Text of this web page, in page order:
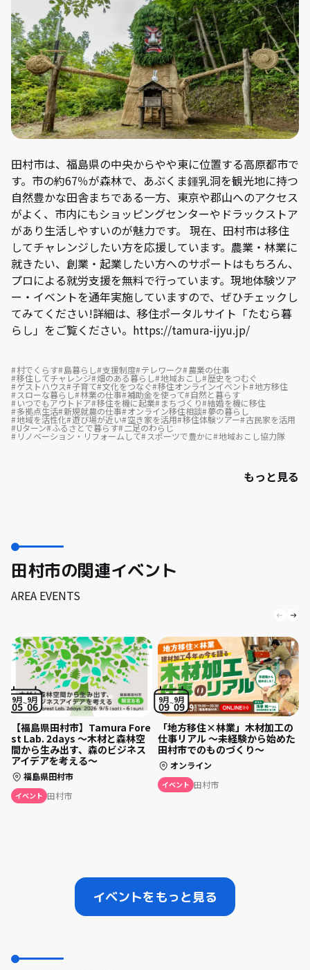
田村市は、福島県の中央からやや東に位置する高原都市で
す。市の約67％が森林で、あぶくま鍾乳洞を観光地に持つ
自然豊かな田舎まちである一方、東京や郡山へのアクセス
がよく、市内にもショッピングセンターやドラックストア
があり生活しやすいのが魅力です。 現在、田村市は移住
してチャレンジしたい方を応援しています。農業・林業に
就きたい、創業・起業したい方へのサポートはもちろん、
プロによる就労支援を無料で行っています。現地体験ツア
ー・イベントを通年実施していますので、ぜひチェックし
てみてください!詳細は、移住ポータルサイト「たむら暮
らし」をご覧ください。https://tamura-ijyu.jp/
村でくらす 島暮らし 支援制度 テレワーク 農業の仕事
移住してチャレンジ 畑のある暮らし 地域おこし 歴史をつむぐ
ゲストハウス 子育て 文化をつなぐ 移住オンラインイベント 地方移住
スローな暮らし 林業の仕事 補助金を使って 自然と暮らす
いつでもアウトドア 移住を機に起業 まちづくり 結婚を機に移住
多拠点生活 新規就農の仕事 オンライン移住相談 夢の暮らし
地域を活性化 遊び場が近い 空き家を活用 移住体験ツアー 古民家を活用
Uターン ふるさとで暮らす 二足のわらじ
リノベーション・リフォームして スポーツで豊かに 地域おこし協力隊
もっと見る
田村市の関連イベント
AREA EVENTS
9月
05
9月
06
【福島県田村市】Tamura Fore
st Lab. 2days 〜木材と森林空
間から生み出す、森のビジネス
アイデアを考える〜
福島県田村市
イベント 田村市
9月
09
9月
09
「地方移住×林業」木材加工の
仕事リアル 〜未経験から始めた
田村市でのものづくり〜
オンライン
イベント 田村市
イベントをもっと見る